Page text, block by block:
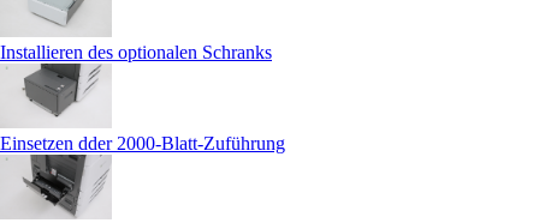
Installieren des optionalen Schranks
Einsetzen dder 2000-Blatt-Zuführung